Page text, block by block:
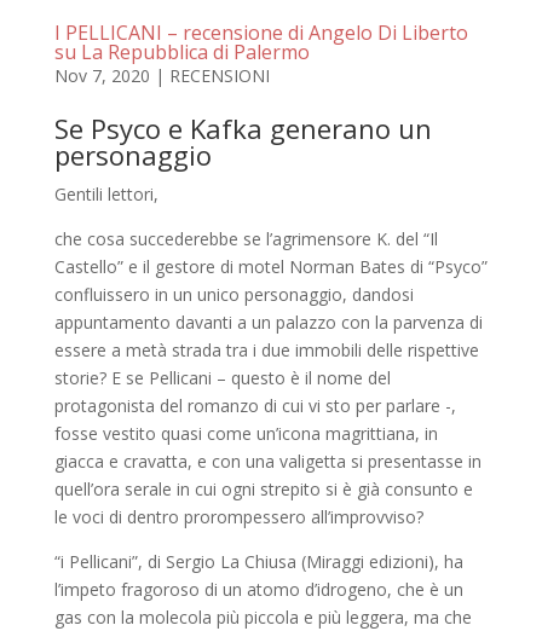
I PELLICANI – recensione di Angelo Di Liberto
su La Repubblica di Palermo
Nov 7, 2020 | RECENSIONI
Se Psyco e Kafka generano un
personaggio
Gentili lettori,
che cosa succederebbe se l’agrimensore K. del “Il
Castello” e il gestore di motel Norman Bates di “Psyco”
confluissero in un unico personaggio, dandosi
appuntamento davanti a un palazzo con la parvenza di
essere a metà strada tra i due immobili delle rispettive
storie? E se Pellicani – questo è il nome del
protagonista del romanzo di cui vi sto per parlare -,
fosse vestito quasi come un’icona magrittiana, in
giacca e cravatta, e con una valigetta si presentasse in
quell’ora serale in cui ogni strepito si è già consunto e
le voci di dentro prorompessero all’improvviso?
“i Pellicani”, di Sergio La Chiusa (Miraggi edizioni), ha
l’impeto fragoroso di un atomo d’idrogeno, che è un
gas con la molecola più piccola e più leggera, ma che